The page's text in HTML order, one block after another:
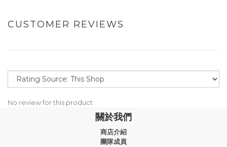
CUSTOMER REVIEWS
No review for this product
關於我們
商店介紹
團隊成員